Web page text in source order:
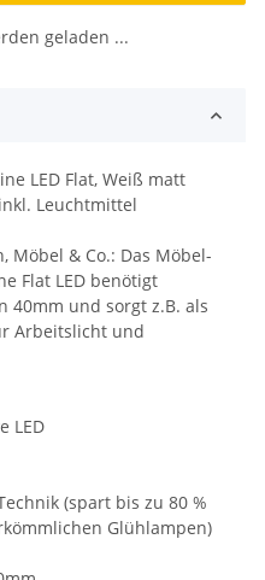
geladen ...
LED Flat, Weiß matt
Leuchtmittel
Möbel & Co.: Das Möbel-
Flat LED benötigt
40mm und sorgt z.B. als
Arbeitslicht und
LED
(spart bis zu 80 %
Glühlampen)